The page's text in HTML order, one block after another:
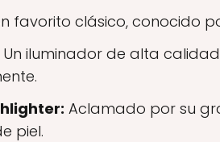
favorito clásico, conocido
Un iluminador de alta
Aclamado por su
piel.